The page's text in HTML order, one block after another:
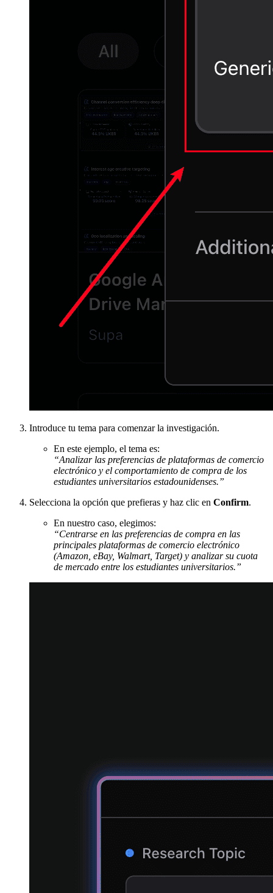
Introduce tu tema para comenzar la investigación.
En este ejemplo, el tema es:
“Analizar las preferencias de plataformas de comercio
electrónico y el comportamiento de compra de los
estudiantes universitarios estadounidenses.”
Selecciona la opción que prefieras y haz clic en Confirm.
En nuestro caso, elegimos:
“Centrarse en las preferencias de compra en las
principales plataformas de comercio electrónico
(Amazon, eBay, Walmart, Target) y analizar su cuota
de mercado entre los estudiantes universitarios.”